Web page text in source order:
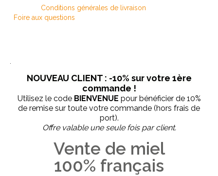
Conditions générales de livraison
Foire aux questions
NOUVEAU CLIENT : -10% sur votre 1ère
commande !
Utilisez le code BIENVENUE pour bénéficier de 10%
de remise sur toute votre commande (hors frais de
port).
Offre valable une seule fois par client.
Vente de miel
100% français